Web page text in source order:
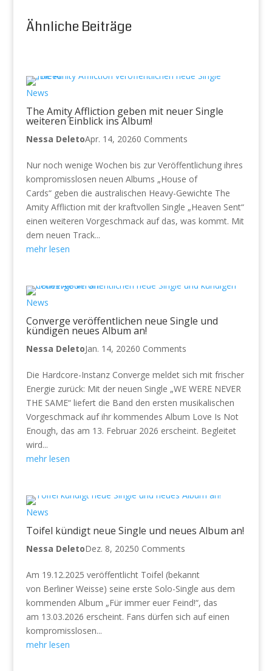
Ähnliche Beiträge
News
The Amity Affliction geben mit neuer Single
weiteren Einblick ins Album!
Nessa DeletoApr. 14, 20260 Comments
Nur noch wenige Wochen bis zur Veröffentlichung ihres
kompromisslosen neuen Albums „House of
Cards“ geben die australischen Heavy-Gewichte The
Amity Affliction mit der kraftvollen Single „Heaven Sent“
einen weiteren Vorgeschmack auf das, was kommt. Mit
dem neuen Track...
mehr lesen
News
Converge veröffentlichen neue Single und
kündigen neues Album an!
Nessa DeletoJan. 14, 20260 Comments
Die Hardcore-Instanz Converge meldet sich mit frischer
Energie zurück: Mit der neuen Single „WE WERE NEVER
THE SAME“ liefert die Band den ersten musikalischen
Vorgeschmack auf ihr kommendes Album Love Is Not
Enough, das am 13. Februar 2026 erscheint. Begleitet
wird...
mehr lesen
News
Toifel kündigt neue Single und neues Album an!
Nessa DeletoDez. 8, 20250 Comments
Am 19.12.2025 veröffentlicht Toifel (bekannt
von Berliner Weisse) seine erste Solo-Single aus dem
kommenden Album „Für immer euer Feind!“, das
am 13.03.2026 erscheint. Fans dürfen sich auf einen
kompromisslosen...
mehr lesen